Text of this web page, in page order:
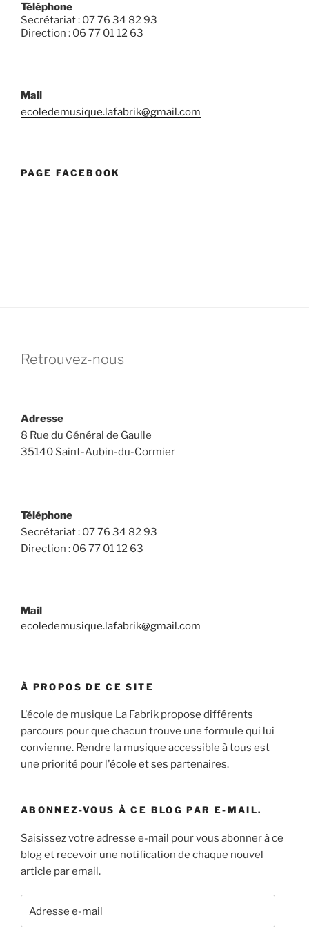
Téléphone
Secrétariat : 07 76 34 82 93
Direction : 06 77 01 12 63
Mail
ecoledemusique.lafabrik@gmail.com
PAGE FACEBOOK
Retrouvez-nous
Adresse
8 Rue du Général de Gaulle
35140 Saint-Aubin-du-Cormier
Téléphone
Secrétariat : 07 76 34 82 93
Direction : 06 77 01 12 63
Mail
ecoledemusique.lafabrik@gmail.com
À PROPOS DE CE SITE
L'école de musique La Fabrik propose différents
parcours pour que chacun trouve une formule qui lui
convienne. Rendre la musique accessible à tous est
une priorité pour l'école et ses partenaires.
ABONNEZ-VOUS À CE BLOG PAR E-MAIL.
Saisissez votre adresse e-mail pour vous abonner à ce
blog et recevoir une notification de chaque nouvel
article par email.
e-